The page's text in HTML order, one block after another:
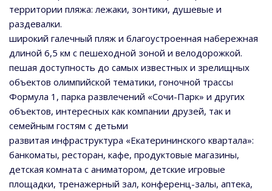
территории пляжа: лежаки, зонтики, душевые и
раздевалки.
широкий галечный пляж и благоустроенная набережная
длиной 6,5 км с пешеходной зоной и велодорожкой.
пешая доступность до самых известных и зрелищных
объектов олимпийской тематики, гоночной трассы
Формула 1, парка развлечений «Сочи-Парк» и других
объектов, интересных как компании друзей, так и
семейным гостям с детьми
развитая инфраструктура «Екатерининского квартала»:
банкоматы, ресторан, кафе, продуктовые магазины,
детская комната с аниматором, детские игровые
площадки, тренажерный зал, конференц-залы, аптека,